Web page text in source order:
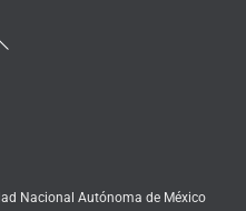
Nacional Autónoma de México